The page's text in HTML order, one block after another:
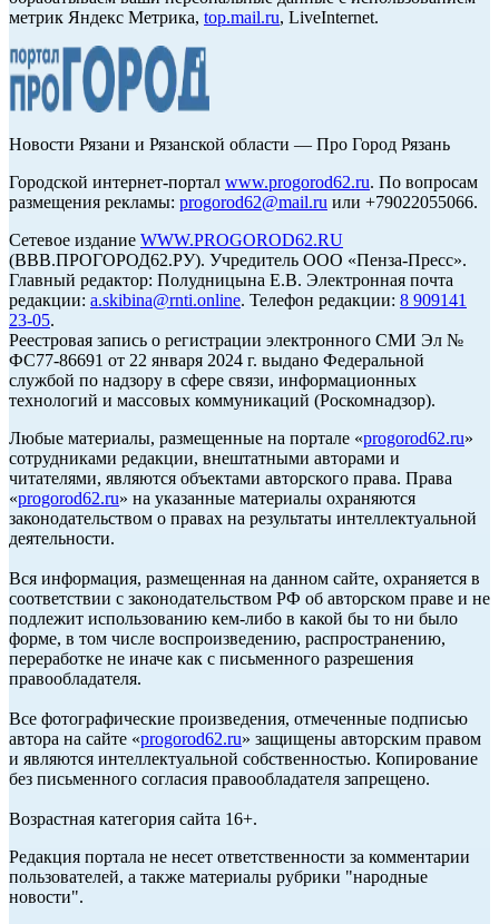
метрик Яндекс Метрика, top.mail.ru, LiveInternet.
Новости Рязани и Рязанской области — Про Город Рязань
Городской интернет-портал www.progorod62.ru. По вопросам
размещения рекламы: progorod62@mail.ru или +79022055066.
Сетевое издание WWW.PROGOROD62.RU
(ВВВ.ПРОГОРОД62.РУ). Учредитель ООО «Пенза-Пресс».
Главный редактор: Полудницына Е.В. Электронная почта
редакции: a.skibina@rnti.online. Телефон редакции: 8 909141
23-05.
Реестровая запись о регистрации электронного СМИ Эл №
ФС77-86691 от 22 января 2024 г. выдано Федеральной
службой по надзору в сфере связи, информационных
технологий и массовых коммуникаций (Роскомнадзор).
Любые материалы, размещенные на портале «progorod62.ru»
сотрудниками редакции, внештатными авторами и
читателями, являются объектами авторского права. Права
«progorod62.ru» на указанные материалы охраняются
законодательством о правах на результаты интеллектуальной
деятельности.
Вся информация, размещенная на данном сайте, охраняется в
соответствии с законодательством РФ об авторском праве и не
подлежит использованию кем-либо в какой бы то ни было
форме, в том числе воспроизведению, распространению,
переработке не иначе как с письменного разрешения
правообладателя.
Все фотографические произведения, отмеченные подписью
автора на сайте «progorod62.ru» защищены авторским правом
и являются интеллектуальной собственностью. Копирование
без письменного согласия правообладателя запрещено.
Возрастная категория сайта 16+.
Редакция портала не несет ответственности за комментарии
пользователей, а также материалы рубрики "народные
новости".